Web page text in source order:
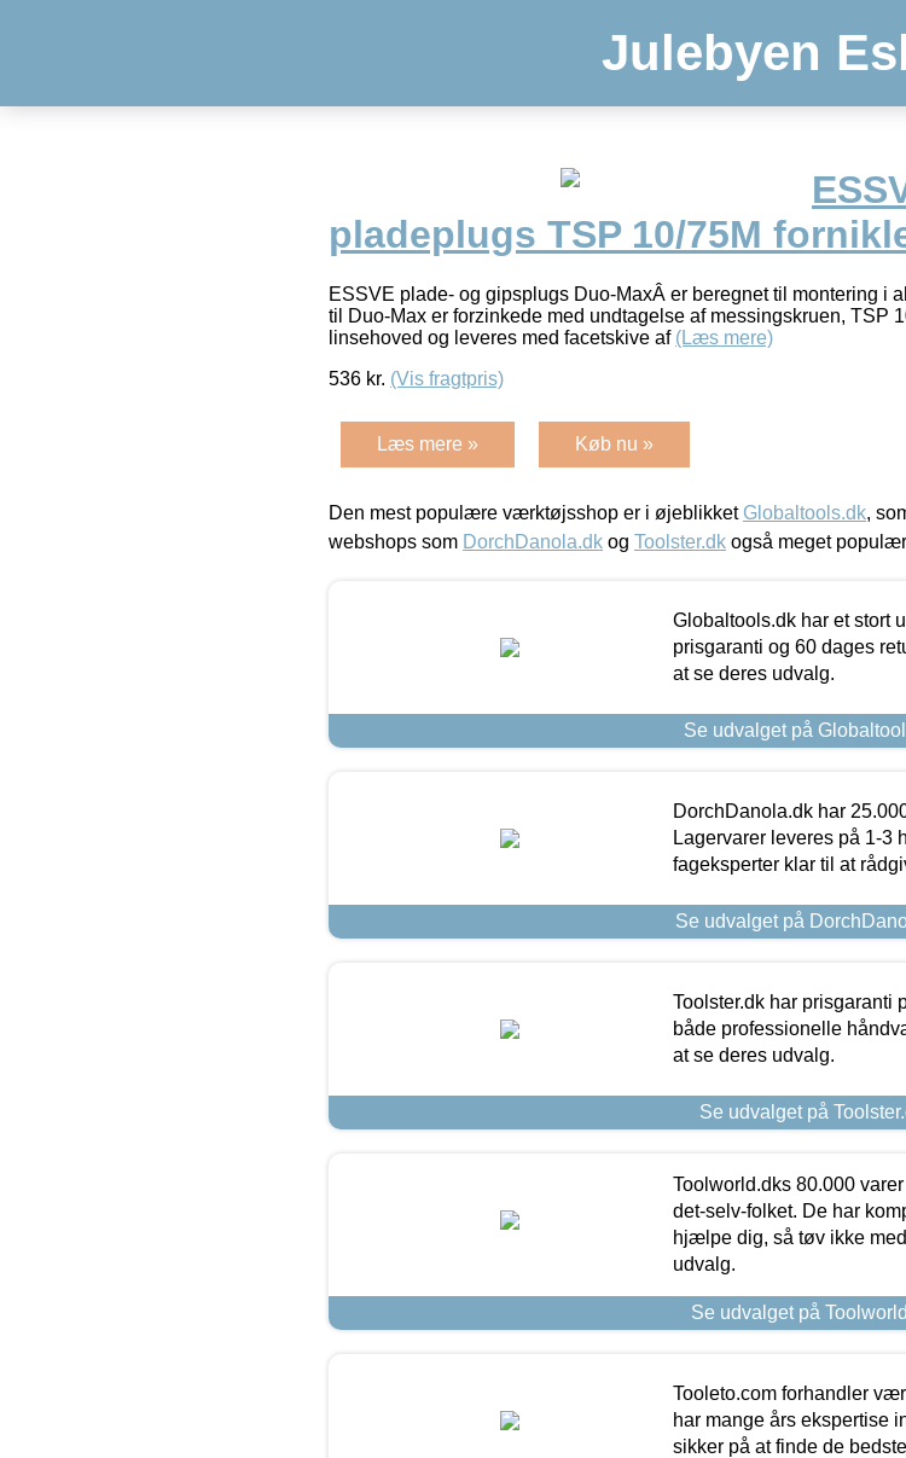
Julebyen
pladeplugs TSP 10/75M
ESSVE plade- og gipsplugs Duo-MaxÂ er beregnet til montering i
til Duo-Max er forzinkede med undtagelse af messingskruen, TSP
linsehoved og leveres med facetskive af (Læs mere)
536 kr. (Vis fragtpris)
Læs mere » Køb nu »
Den mest populære værktøjsshop er i øjeblikket Globaltools.dk,
webshops som DorchDanola.dk og Toolster.dk også meget
Globaltools.dk har et stort
prisgaranti og 60 dages
at se deres udvalg.
Se udvalget på
DorchDanola.dk har
Lagervarer leveres på 1-3
fageksperter klar til at
Se udvalget på
Toolster.dk har prisgaranti
både professionelle
at se deres udvalg.
Se udvalget på
Toolworld.dks 80.000
det-selv-folket. De har
hjælpe dig, så tøv ikke
udvalg.
Se udvalget på
Tooleto.com forhandler
har mange års ekspertise
sikker på at finde de